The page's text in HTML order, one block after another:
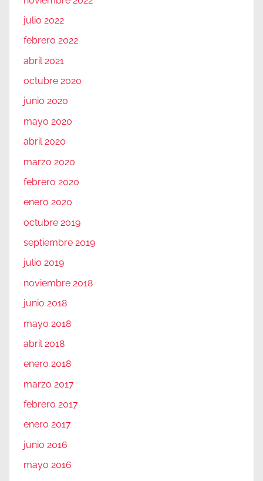
julio 2022
febrero 2022
abril 2021
octubre 2020
junio 2020
mayo 2020
abril 2020
marzo 2020
febrero 2020
enero 2020
octubre 2019
septiembre 2019
julio 2019
noviembre 2018
junio 2018
mayo 2018
abril 2018
enero 2018
marzo 2017
febrero 2017
enero 2017
junio 2016
mayo 2016